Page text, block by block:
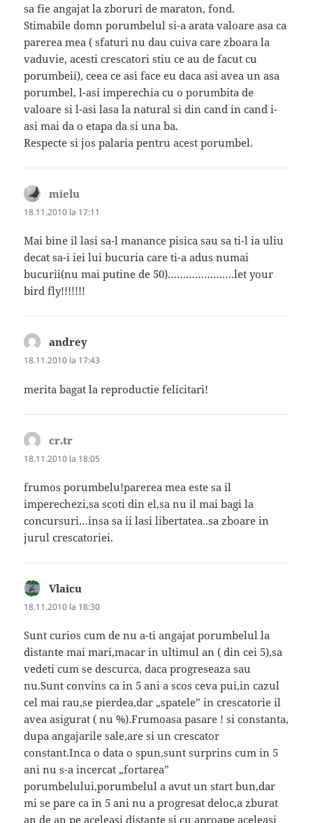
sa fie angajat la zboruri de maraton, fond.
Stimabile domn porumbelul si-a arata valoare asa ca
parerea mea ( sfaturi nu dau cuiva care zboara la
vaduvie, acesti crescatori stiu ce au de facut cu
porumbeii), ceea ce asi face eu daca asi avea un asa
porumbel, l-asi imperechia cu o porumbita de
valoare si l-asi lasa la natural si din cand in cand i-
asi mai da o etapa da si una ba.
Respecte si jos palaria pentru acest porumbel.
mielu
18.11.2010 la 17:11
Mai bine il lasi sa-l manance pisica sau sa ti-l ia uliu
decat sa-i iei lui bucuria care ti-a adus numai
bucurii(nu mai putine de 50)………………….let your
bird fly!!!!!!!
andrey
18.11.2010 la 17:43
merita bagat la reproductie felicitari!
cr.tr
18.11.2010 la 18:05
frumos porumbelu!parerea mea este sa il
imperechezi,sa scoti din el,sa nu il mai bagi la
concursuri…insa sa ii lasi libertatea..sa zboare in
jurul crescatoriei.
Vlaicu
18.11.2010 la 18:30
Sunt curios cum de nu a-ti angajat porumbelul la
distante mai mari,macar in ultimul an ( din cei 5),sa
vedeti cum se descurca, daca progreseaza sau
nu.Sunt convins ca in 5 ani a scos ceva pui,in cazul
cel mai rau,se pierdea,dar „spatele” in crescatorie il
avea asigurat ( nu %).Frumoasa pasare ! si constanta,
dupa angajarile sale,are si un crescator
constant.Inca o data o spun,sunt surprins cum in 5
ani nu s-a incercat „fortarea”
porumbelului,porumbelul a avut un start bun,dar
mi se pare ca in 5 ani nu a progresat deloc,a zburat
an de an pe aceleasi distante si cu aproape aceleasi